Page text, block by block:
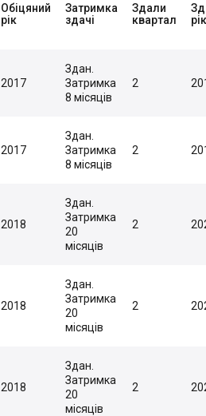
Обіцяний
рік
Затримка
здачі
Здали
квартал
рік
2017
Здан.
Затримка
8 місяців
2
2017
Здан.
Затримка
8 місяців
2
2018
Здан.
Затримка
20
місяців
2
2018
Здан.
Затримка
20
місяців
2
2018
Здан.
Затримка
20
місяців
2